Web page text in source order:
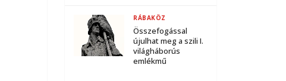
Összefogással
újulhat meg a szili I.
világháborús
emlékmű
RÁBAKÖZ